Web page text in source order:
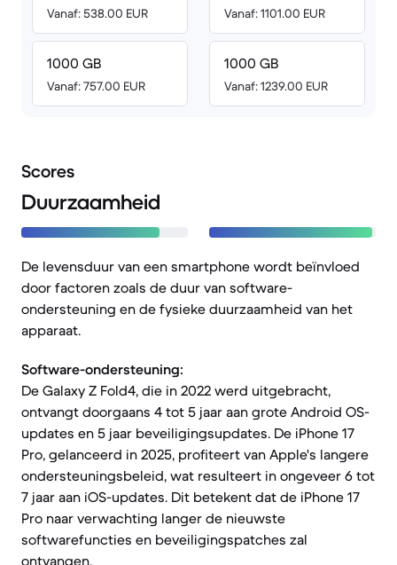
Vanaf: 538.00 EUR
1000 GB
Vanaf: 757.00 EUR
Vanaf: 1101.00 EUR
1000 GB
Vanaf: 1239.00 EUR
Scores
Duurzaamheid
De levensduur van een smartphone wordt beïnvloed
door factoren zoals de duur van software-
ondersteuning en de fysieke duurzaamheid van het
apparaat.
Software-ondersteuning:
De Galaxy Z Fold4, die in 2022 werd uitgebracht,
ontvangt doorgaans 4 tot 5 jaar aan grote Android OS-
updates en 5 jaar beveiligingsupdates. De iPhone 17
Pro, gelanceerd in 2025, profiteert van Apple's langere
ondersteuningsbeleid, wat resulteert in ongeveer 6 tot
7 jaar aan iOS-updates. Dit betekent dat de iPhone 17
Pro naar verwachting langer de nieuwste
softwarefuncties en beveiligingspatches zal
ontvangen.